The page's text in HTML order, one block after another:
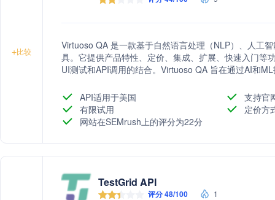
+比较
Virtuoso QA 是一款基于自然语言处理（NLP）、人工
具。它提供产品特性、定价、集成、扩展、快速入门等
UI测试和API调用的结合。Virtuoso QA 旨在通过AI和
API适用于美国
支持官
有限试用
定价方
网站在SEMrush上的评分为22分
TestGrid API
评分 48/100 1